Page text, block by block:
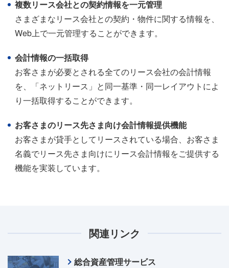
複数リース会社との契約情報を一元管理
さまざまなリース会社との契約・物件に関する情報を、
Web上で一元管理することができます。
会計情報の一括取得
お客さまが必要とされる全てのリース会社の会計情報
を、「ネットリース」と同一基準・同一レイアウトによ
り一括取得することができます。
お客さまのリース先さま向け会計情報提供機能
お客さまが貸手としてリースされている場合、お客さま
名義でリース先さま向けにリース会計情報をご提供する
機能を実装しています。
関連リンク
総合資産管理サービス